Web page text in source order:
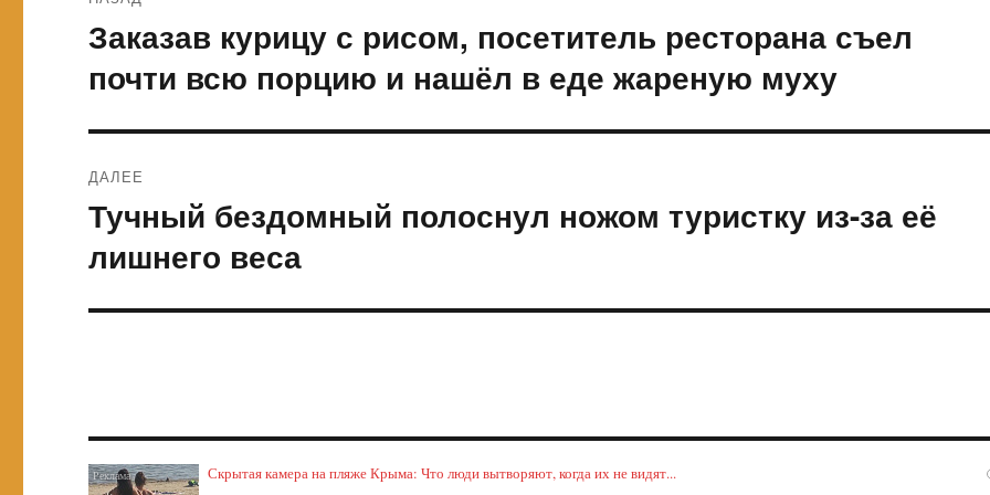
по
записям
Предыдущая
Заказав курицу с рисом, посетитель ресторана съел
почти всю порцию и нашёл в еде жареную муху
ДАЛЕЕ
Следующая
запись:
Тучный бездомный полоснул ножом туристку из-за её
лишнего веса
Скрытая камера на пляже Крыма: Что люди вытворяют, когда их не видят...